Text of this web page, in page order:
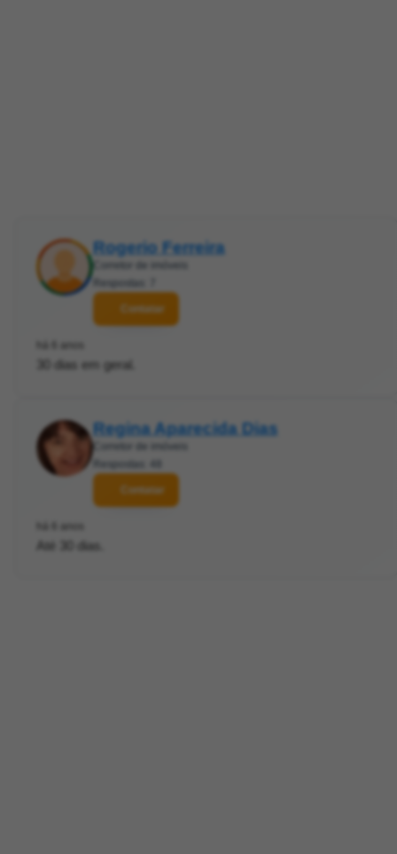
Rogerio Ferreira
Corretor de imóveis
Respostas: 7
Contatar
há 6 anos
30 dias em geral.
Regina Aparecida Dias
Corretor de imóveis
Respostas: 48
Contatar
há 6 anos
Até 30 dias.